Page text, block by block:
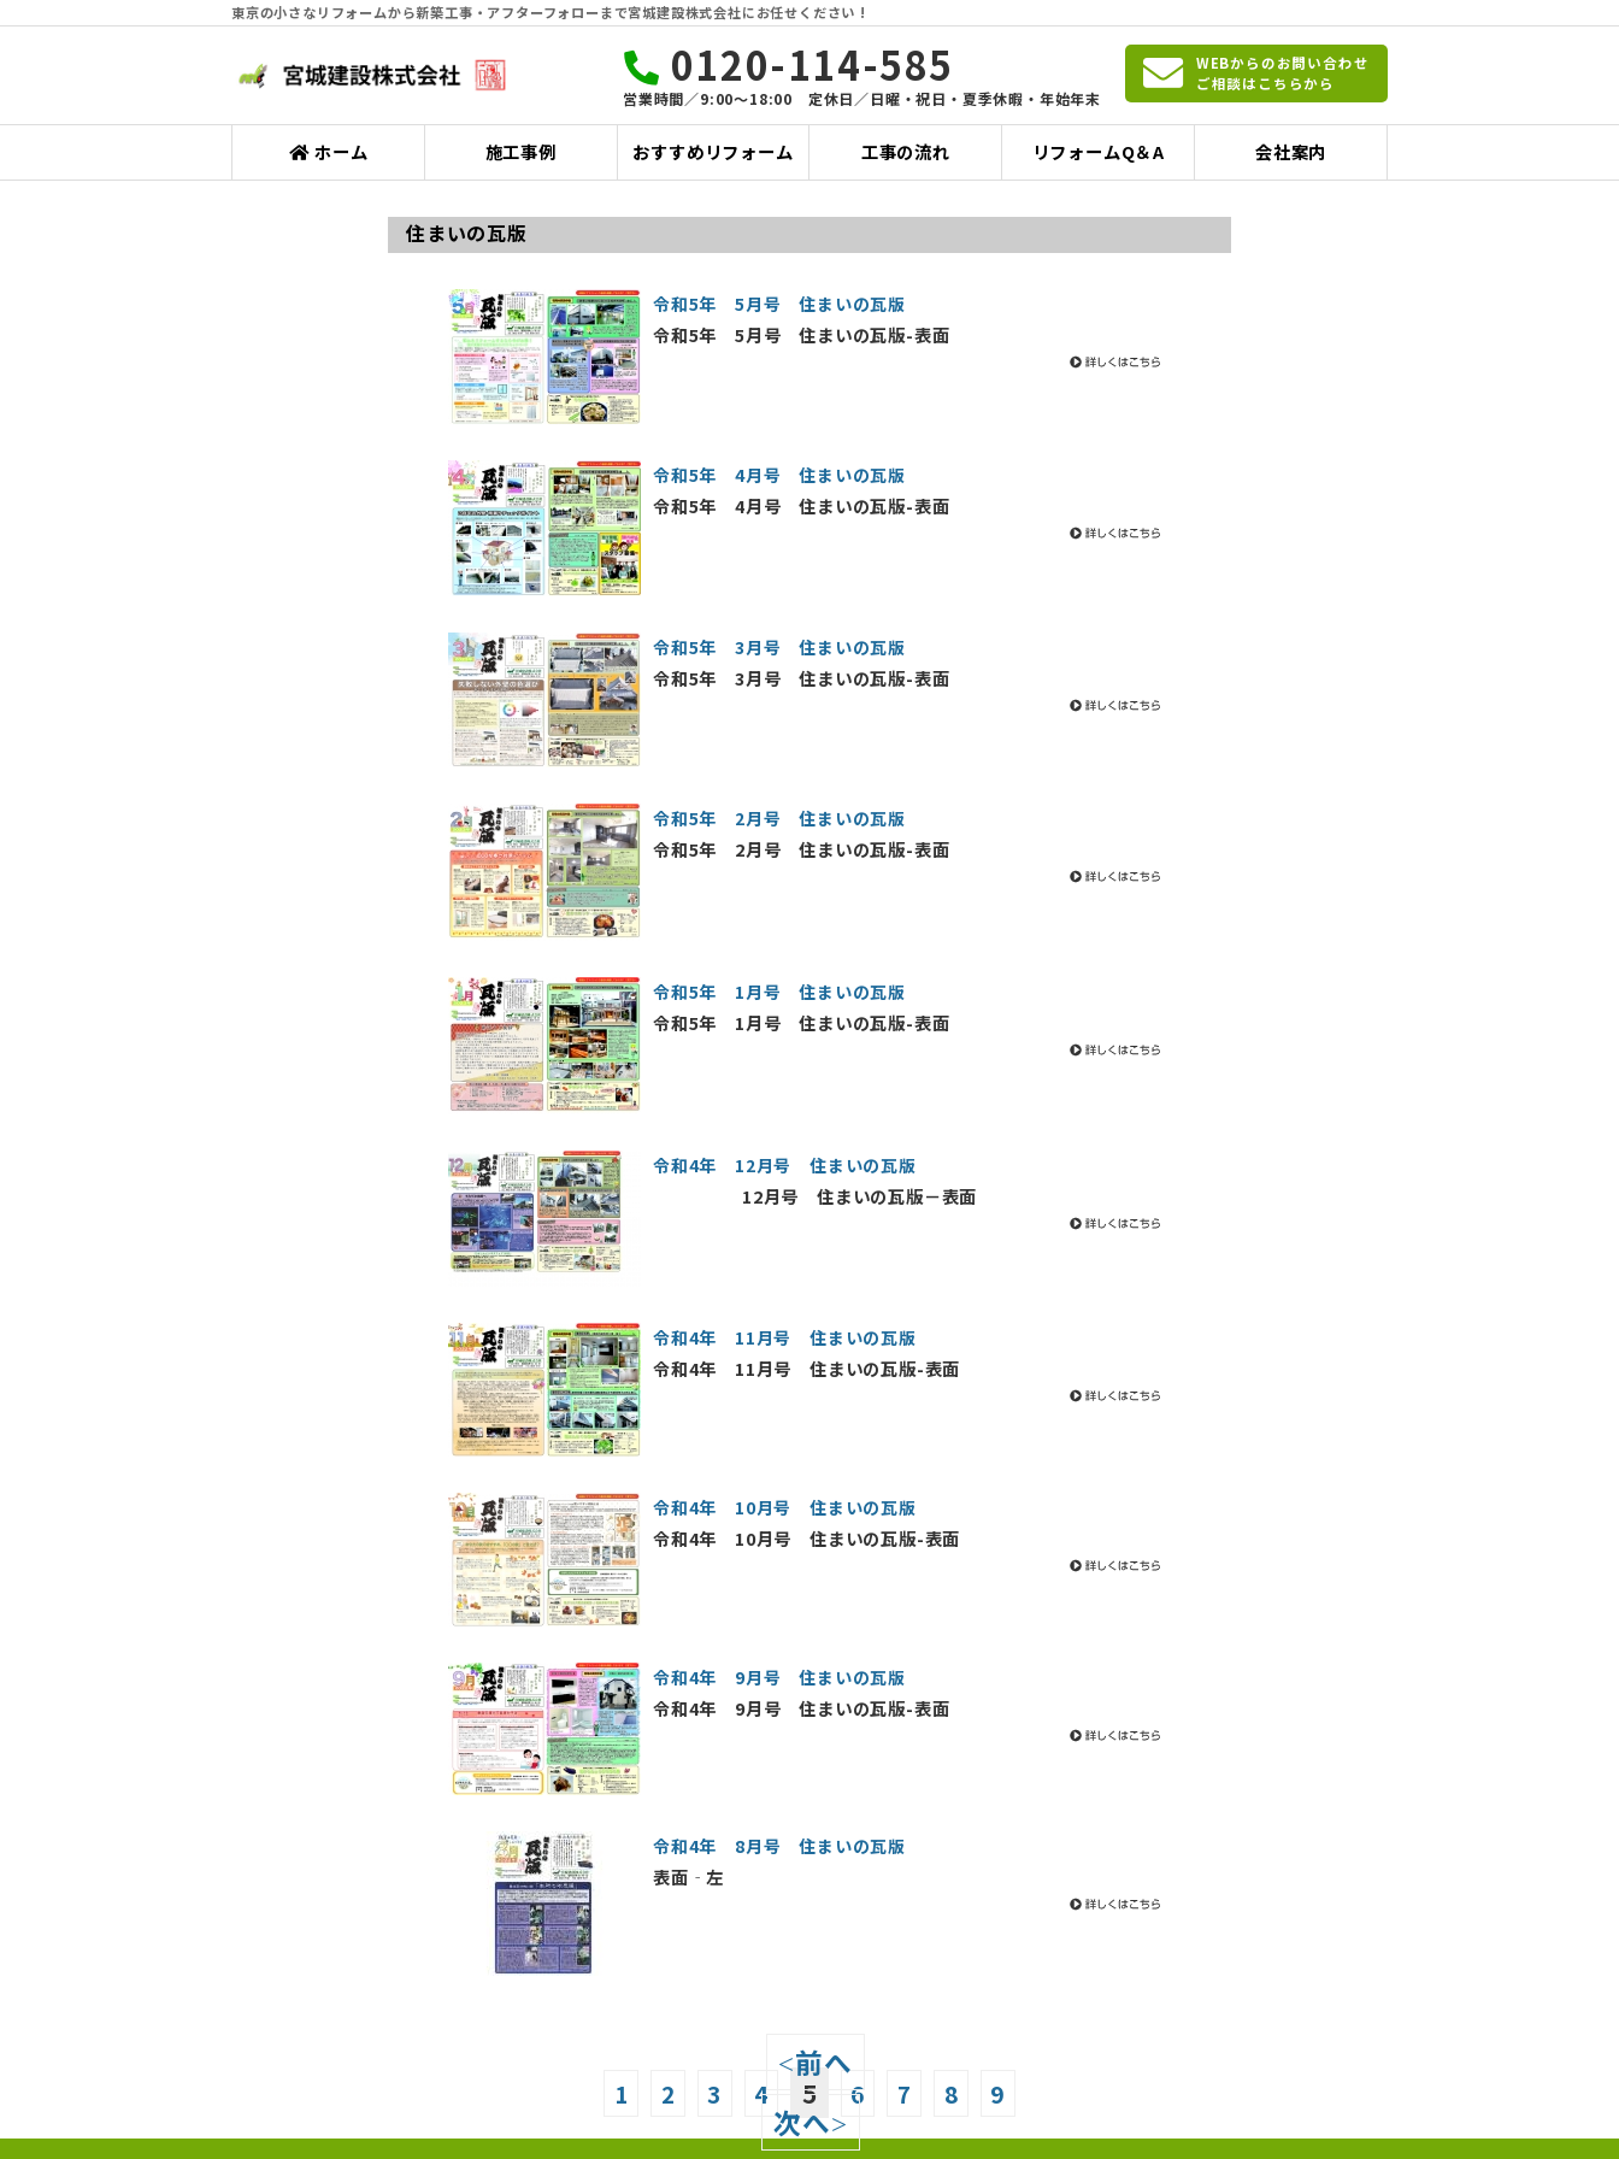
東京の小さなリフォームから新築工事・アフターフォローまで宮城建設株式会社にお任せください !
0120-114-585
営業時間／9:00〜18:00 定休日／日曜・祝日・夏季休暇・年始年末
WEBからのお問い合わせ
ご相談はこちらから
ホーム 施工事例 おすすめリフォーム 工事の流れ リフォームQ＆A 会社案内
住まいの瓦版
令和5年 5月号 住まいの瓦版
令和5年 5月号 住まいの瓦版-表面
令和5年 4月号 住まいの瓦版
令和5年 4月号 住まいの瓦版-表面
令和5年 3月号 住まいの瓦版
令和5年 3月号 住まいの瓦版-表面
令和5年 2月号 住まいの瓦版
令和5年 2月号 住まいの瓦版-表面
令和5年 1月号 住まいの瓦版
令和5年 1月号 住まいの瓦版-表面
令和4年 12月号 住まいの瓦版
12月号 住まいの瓦版－表面
令和4年 11月号 住まいの瓦版
令和4年 11月号 住まいの瓦版-表面
令和4年 10月号 住まいの瓦版
令和4年 10月号 住まいの瓦版-表面
令和4年 9月号 住まいの瓦版
令和4年 9月号 住まいの瓦版-表面
令和4年 8月号 住まいの瓦版
表面‐左
<前へ
1 2 3 4 5 6 7 8 9
次へ>